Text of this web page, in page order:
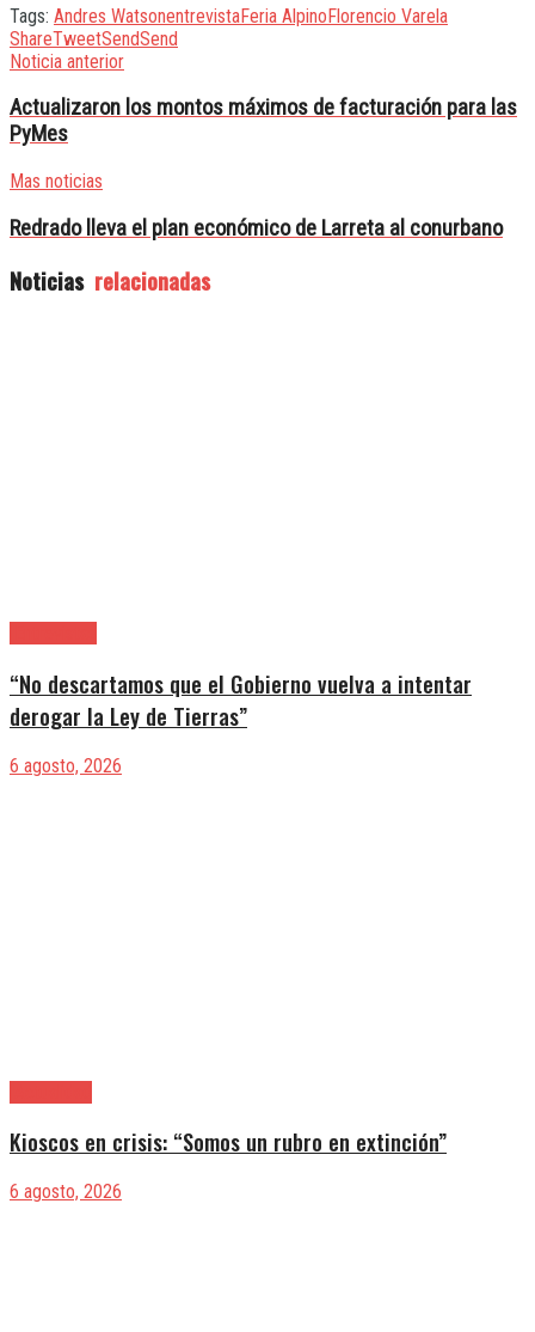
Tags: Andres WatsonentrevistaFeria AlpinoFlorencio Varela
ShareTweetSendSend
Noticia anterior
Actualizaron los montos máximos de facturación para las
PyMes
Mas noticias
Redrado lleva el plan económico de Larreta al conurbano
Noticias relacionadas
“No descartamos que el Gobierno vuelva a intentar
derogar la Ley de Tierras”
6 agosto, 2026
Kioscos en crisis: “Somos un rubro en extinción”
6 agosto, 2026